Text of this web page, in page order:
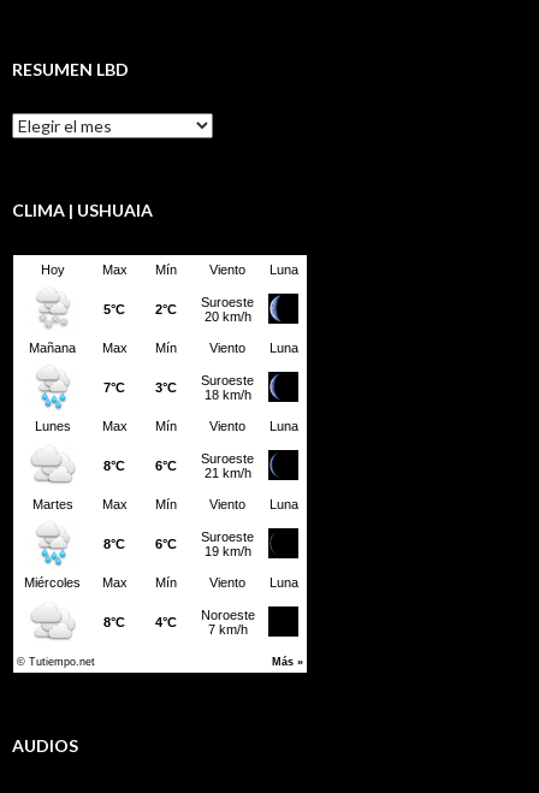
RESUMEN LBD
Resumen
LBD
CLIMA | USHUAIA
AUDIOS